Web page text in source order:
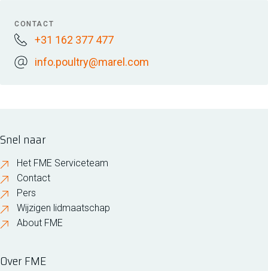
CONTACT
+31 162 377 477
info.poultry@marel.com
Snel naar
Het FME Serviceteam
Contact
Pers
Wijzigen lidmaatschap
About FME
Over FME